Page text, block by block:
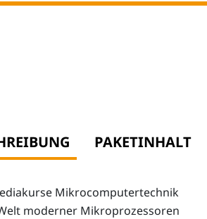
PAKETINHALT
Mikrocomputertechnik
moderner Mikroprozessoren